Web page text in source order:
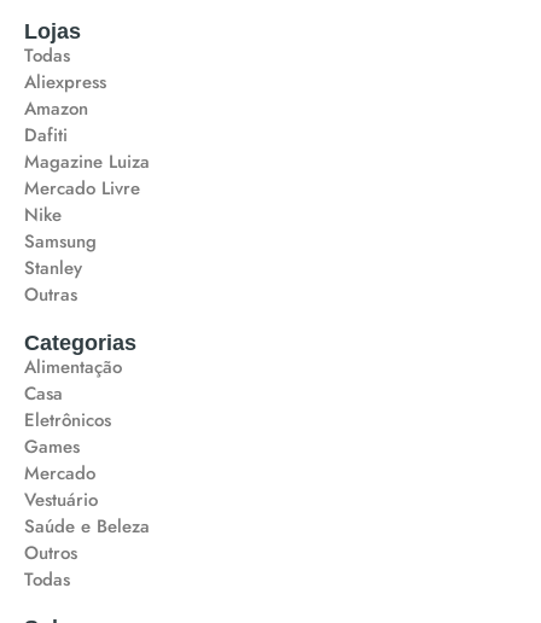
Lojas
Todas
Aliexpress
Amazon
Dafiti
Magazine Luiza
Mercado Livre
Nike
Samsung
Stanley
Outras
Categorias
Alimentação
Casa
Eletrônicos
Games
Mercado
Vestuário
Saúde e Beleza
Outros
Todas